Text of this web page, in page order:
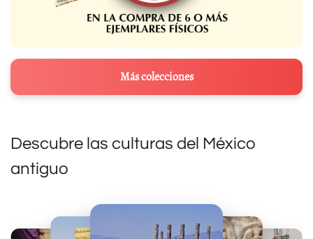
Más colecciones
Descubre las culturas del México
antiguo